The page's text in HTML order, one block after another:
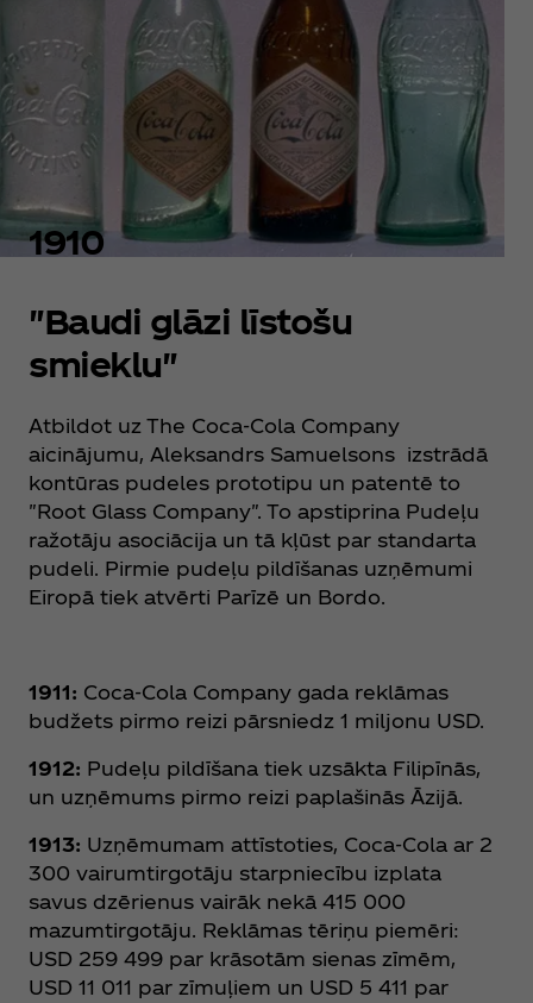
1910
"Baudi glāzi līstošu
smieklu"
Atbildot uz The Coca‑Cola Company
aicinājumu, Aleksandrs Samuelsons izstrādā
kontūras pudeles prototipu un patentē to
"Root Glass Company". To apstiprina Pudeļu
ražotāju asociācija un tā kļūst par standarta
pudeli. Pirmie pudeļu pildīšanas uzņēmumi
Eiropā tiek atvērti Parīzē un Bordo.
1911: Coca‑Cola Company gada reklāmas
budžets pirmo reizi pārsniedz 1 miljonu USD.
1912: Pudeļu pildīšana tiek uzsākta Filipīnās,
un uzņēmums pirmo reizi paplašinās Āzijā.
1913: Uzņēmumam attīstoties, Coca‑Cola ar 2
300 vairumtirgotāju starpniecību izplata
savus dzērienus vairāk nekā 415 000
mazumtirgotāju. Reklāmas tēriņu piemēri:
USD 259 499 par krāsotām sienas zīmēm,
USD 11 011 par zīmuļiem un USD 5 411 par